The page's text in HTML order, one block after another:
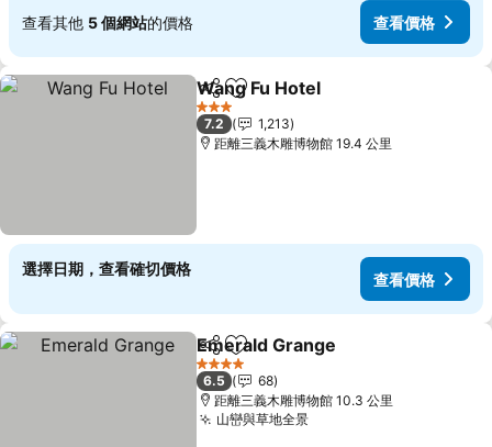
查看其他 5 個網站的價格 查看價格
分享 加入我的最愛
Wang Fu Hotel
3 星級
7.2
1,213
距離三義木雕博物館 19.4 公里
選擇日期，查看確切價格
查看價格
分享 加入我的最愛
Emerald Grange
4 星級
6.5
68
距離三義木雕博物館 10.3 公里
山巒與草地全景查看價格